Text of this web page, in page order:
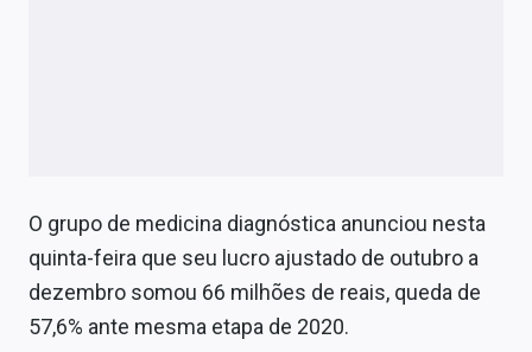
Conteúdo de Marca
O grupo de medicina diagnóstica anunciou nesta
quinta-feira que seu lucro ajustado de outubro a
dezembro somou 66 milhões de reais, queda de
57,6% ante mesma etapa de 2020.